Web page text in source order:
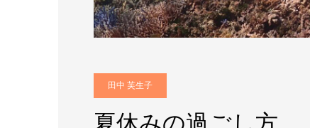
田中 芙生子